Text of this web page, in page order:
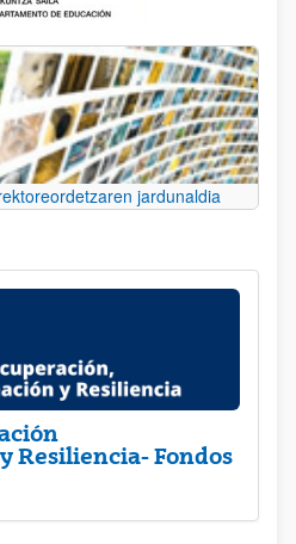
jardunaldia
Resiliencia- Fondos